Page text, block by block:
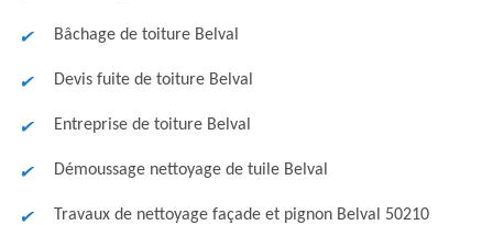
Bâchage de toiture Belval
Devis fuite de toiture Belval
Entreprise de toiture Belval
Démoussage nettoyage de tuile Belval
Travaux de nettoyage façade et pignon Belval 50210